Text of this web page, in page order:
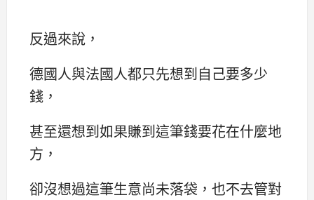
反過來說，
德國人與法國人都只先想到自己要多少
錢，
甚至還想到如果賺到這筆錢要花在什麼地
方，
卻沒想過這筆生意尚未落袋，也不去管對